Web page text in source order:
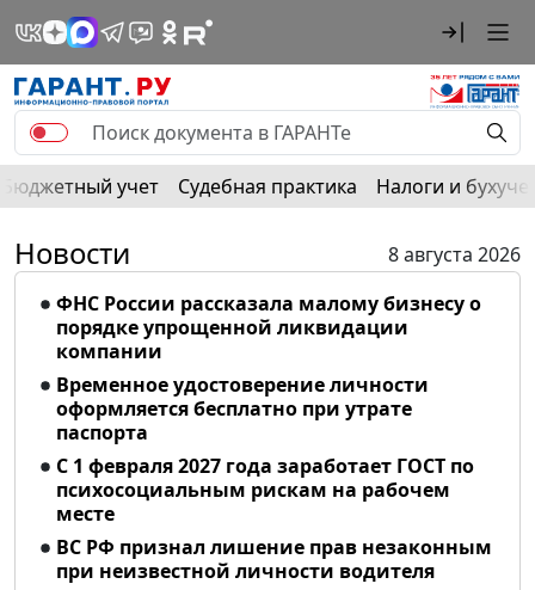
Бюджетный учет Судебная практика Налоги и
Новости
8 августа 2026
ФНС России рассказала малому бизнесу о
порядке упрощенной ликвидации
компании
Временное удостоверение личности
оформляется бесплатно при утрате
паспорта
С 1 февраля 2027 года заработает ГОСТ по
психосоциальным рискам на рабочем
месте
ВС РФ признал лишение прав незаконным
при неизвестной личности водителя